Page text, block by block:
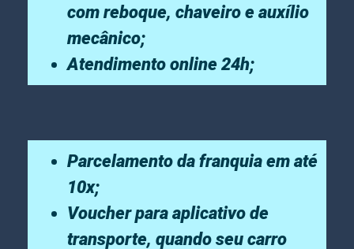
com reboque, chaveiro e auxílio
mecânico;
Atendimento online 24h;
Parcelamento da franquia em até
10x;
Voucher para aplicativo de
transporte, quando seu carro